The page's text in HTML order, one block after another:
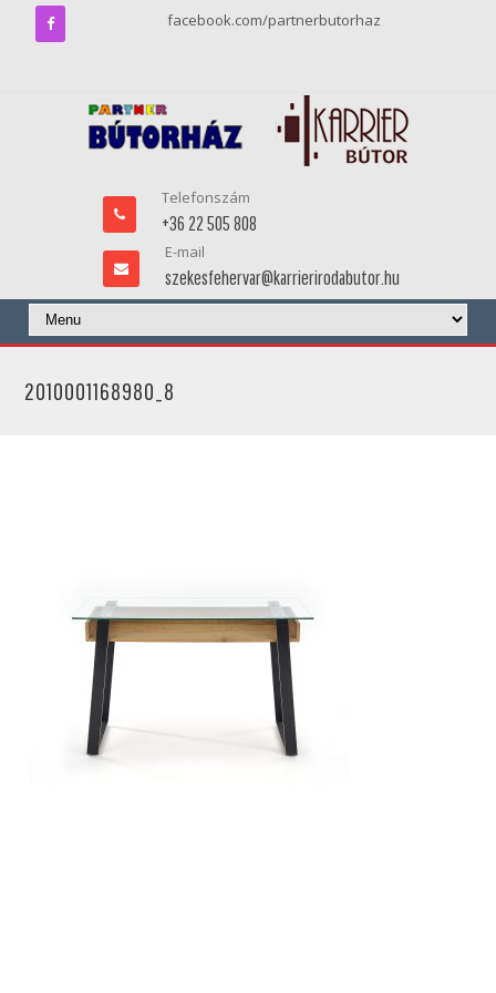
facebook.com/partnerbutorhaz
Telefonszám
+36 22 505 808
E-mail
szekesfehervar@karrierirodabutor.hu
2010001168980_8